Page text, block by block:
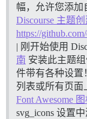
幅，允许您添加
Discourse 主题
https://
| 刚开始使用
南 安装此主题
件带有各种设置
列表或所有页面
Font Awesome
svg_icons 设置